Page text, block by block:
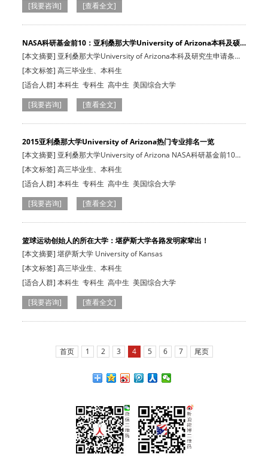
[我要咨询]
[查看全文]
NASA科研基金前10：亚利桑那大学University of Arizona本科及硕
士…
[本文摘要] 亚利桑那大学University of Arizona本科及研究生申请条件
及费用解…
[本文标签] 高三毕业生、本科生
[适合人群] 本科生 专科生 高中生 美国综合大学
[我要咨询]
[查看全文]
2015亚利桑那大学University of Arizona热门专业排名一览
[本文摘要] 亚利桑那大学University of Arizona NASA科研基金前10，
USNews全美…
[本文标签] 高三毕业生、本科生
[适合人群] 本科生 专科生 高中生 美国综合大学
[我要咨询]
[查看全文]
篮球运动创始人的所在大学：堪萨斯大学各路发明家辈出！
[本文摘要] 堪萨斯大学 University of Kansas
[本文标签] 高三毕业生、本科生
[适合人群] 本科生 专科生 高中生 美国综合大学
[我要咨询]
[查看全文]
首页 1 2 3 4 5 6 7 尾页